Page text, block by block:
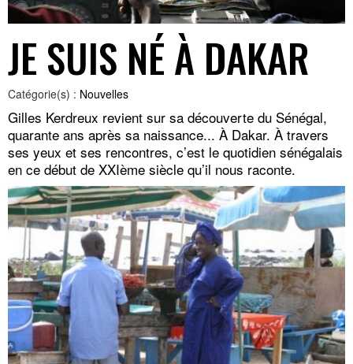
JE SUIS NÉ À DAKAR
Catégorie(s) : Nouvelles
Gilles Kerdreux revient sur sa découverte du Sénégal,
quarante ans après sa naissance... À Dakar. À travers
ses yeux et ses rencontres, c’est le quotidien sénégalais
en ce début de XXIème siècle qu’il nous raconte.